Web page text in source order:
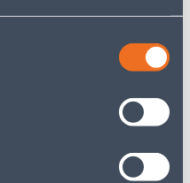
Платежи
€ от 14.08.2026